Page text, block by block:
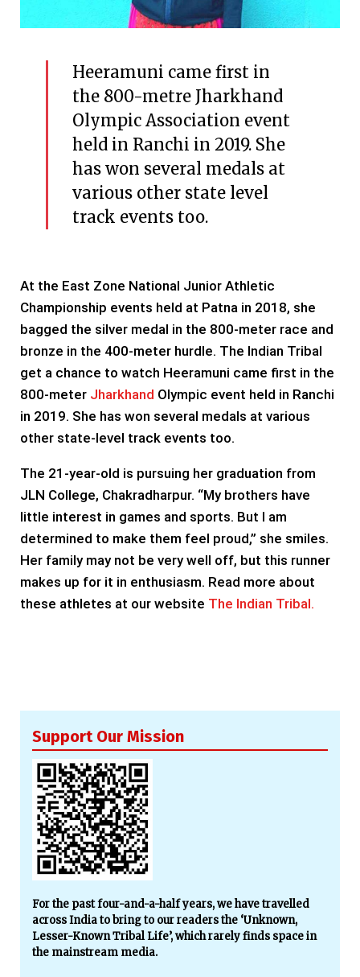
Heeramuni came first in
the 800-metre Jharkhand
Olympic Association event
held in Ranchi in 2019. She
has won several medals at
various other state level
track events too.
At the East Zone National Junior Athletic
Championship events held at Patna in 2018, she
bagged the silver medal in the 800-meter race and
bronze in the 400-meter hurdle. The Indian Tribal
get a chance to watch Heeramuni came first in the
800-meter Jharkhand Olympic event held in Ranchi
in 2019. She has won several medals at various
other state-level track events too.
The 21-year-old is pursuing her graduation from
JLN College, Chakradharpur. “My brothers have
little interest in games and sports. But I am
determined to make them feel proud,” she smiles.
Her family may not be very well off, but this runner
makes up for it in enthusiasm. Read more about
these athletes at our website The Indian Tribal.
Support Our Mission
For the past four-and-a-half years, we have travelled
across India to bring to our readers the ‘Unknown,
Lesser-Known Tribal Life’, which rarely finds space in
the mainstream media.